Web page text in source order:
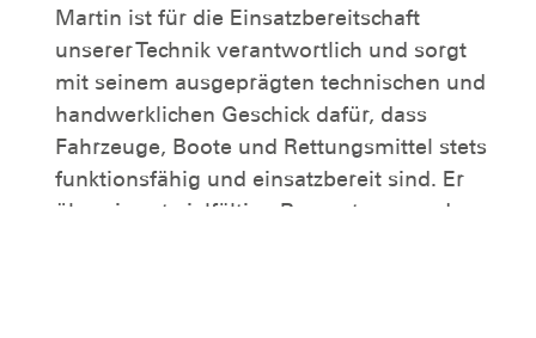
Martin ist für die Einsatzbereitschaft
unserer Technik verantwortlich und sorgt
mit seinem ausgeprägten technischen und
handwerklichen Geschick dafür, dass
Fahrzeuge, Boote und Rettungsmittel stets
funktionsfähig und einsatzbereit sind. Er
übernimmt vielfältige Reparaturen und